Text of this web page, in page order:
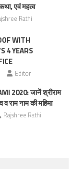
एवं महत्व
Rathi
WITH
4 YEARS
Editor
2020: जानें श्रीराम
राम नाम की महिमा
Rajshree Rathi